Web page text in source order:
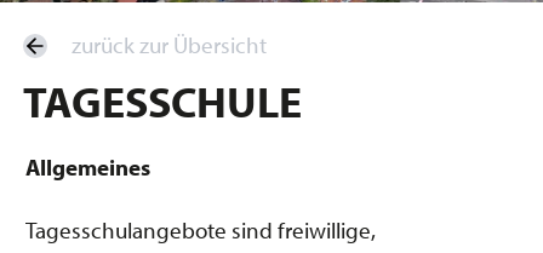
zurück zur Übersicht
TAGESSCHULE
Allgemeines
Tagesschulangebote sind freiwillige,